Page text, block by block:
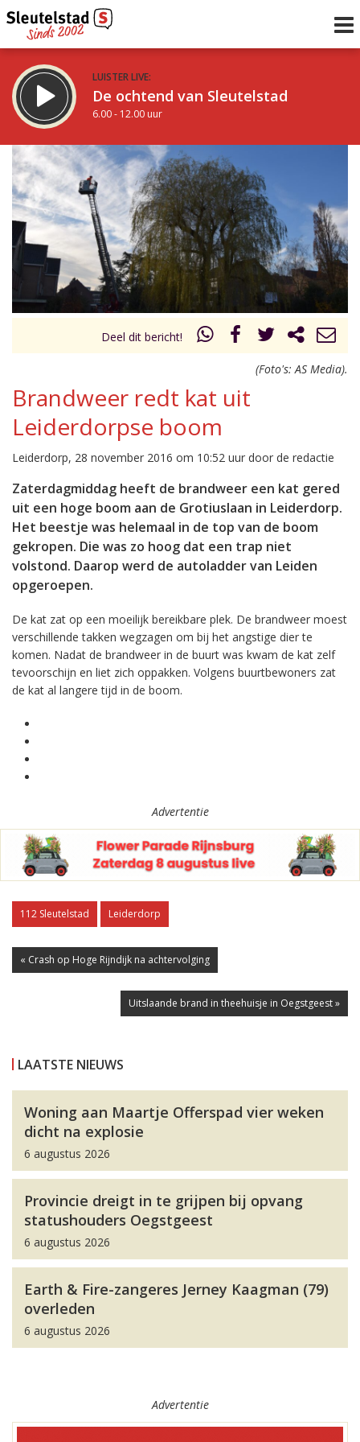
LUISTER LIVE:
De ochtend van Sleutelstad
6.00 - 12.00 uur
STRAKS:
De middag van Sleutelstad
12.00 - 18.00 uur
Vorig uur
uur 1 van 0 Volgend uur
Inklappen
Deel dit bericht!
(Foto's: AS Media).
Brandweer redt kat uit
Leiderdorpse boom
Leiderdorp, 28 november 2016 om 10:52 uur door de redactie
Zaterdagmiddag heeft de brandweer een kat gered
uit een hoge boom aan de Grotiuslaan in Leiderdorp.
Het beestje was helemaal in de top van de boom
gekropen. Die was zo hoog dat een trap niet
volstond. Daarop werd de autoladder van Leiden
opgeroepen.
De kat zat op een moeilijk bereikbare plek. De brandweer moest
verschillende takken wegzagen om bij het angstige dier te
komen. Nadat de brandweer in de buurt was kwam de kat zelf
tevoorschijn en liet zich oppakken. Volgens buurtbewoners zat
de kat al langere tijd in de boom.
Advertentie
112 Sleutelstad Leiderdorp
« Crash op Hoge Rijndijk na achtervolging
Uitslaande brand in theehuisje in Oegstgeest »
LAATSTE NIEUWS
Woning aan Maartje Offerspad vier weken
dicht na explosie
6 augustus 2026
Provincie dreigt in te grijpen bij opvang
statushouders Oegstgeest
6 augustus 2026
Earth & Fire-zangeres Jerney Kaagman (79)
overleden
6 augustus 2026
Advertentie